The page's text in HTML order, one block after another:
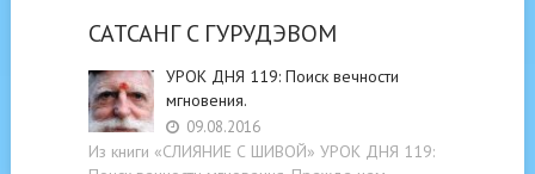
САТСАНГ C ГУРУДЭВОМ
УРОК ДНЯ 119: Поиск вечности
мгновения.
09.08.2016
Из книги «СЛИЯНИЕ С ШИВОЙ» УРОК ДНЯ 119: